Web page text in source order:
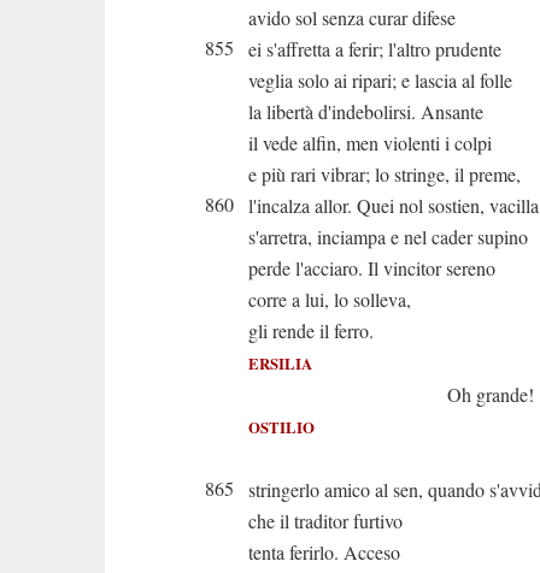
avido sol senza curar difese
855
ei s'affretta a ferir; l'altro prudente
veglia solo ai ripari; e lascia al folle
la libertà d'indebolirsi. Ansante
il vede alfin, men violenti i colpi
e più rari vibrar; lo stringe, il preme,
860 l'incalza allor. Quei nol sostien,
s'arretra, inciampa e nel cader supino
perde l'acciaro. Il vincitor sereno
corre a lui, lo solleva,
gli rende il ferro.
ERSILIA
Oh grande!
OSTILIO
E già
865
stringerlo amico al sen, quando
che il traditor furtivo
tenta ferirlo. Acceso